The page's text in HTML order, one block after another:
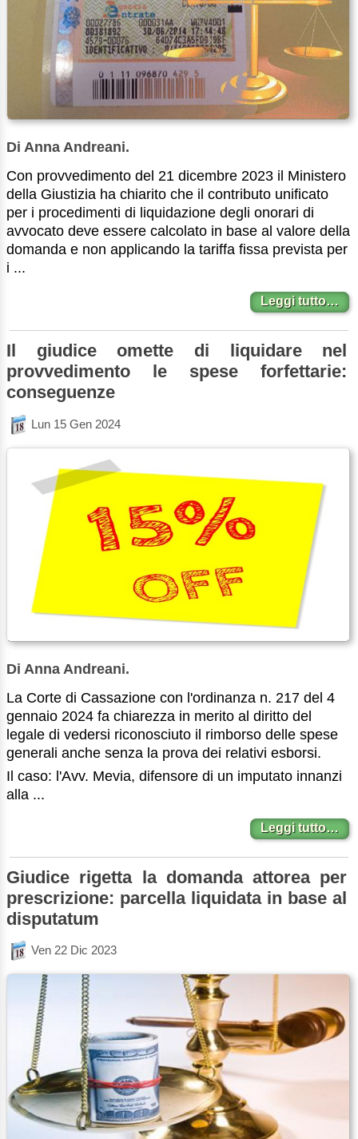
Di Anna Andreani.
Con provvedimento del 21 dicembre 2023 il Ministero
della Giustizia ha chiarito che il contributo unificato
per i procedimenti di liquidazione degli onorari di
avvocato deve essere calcolato in base al valore della
domanda e non applicando la tariffa fissa prevista per
i ...
Leggi tutto…
Il giudice omette di liquidare nel
provvedimento le spese forfettarie:
conseguenze
Lun 15 Gen 2024
Di Anna Andreani.
La Corte di Cassazione con l'ordinanza n. 217 del 4
gennaio 2024 fa chiarezza in merito al diritto del
legale di vedersi riconosciuto il rimborso delle spese
generali anche senza la prova dei relativi esborsi.
Il caso: l'Avv. Mevia, difensore di un imputato innanzi
alla ...
Leggi tutto…
Giudice rigetta la domanda attorea per
prescrizione: parcella liquidata in base al
disputatum
Ven 22 Dic 2023